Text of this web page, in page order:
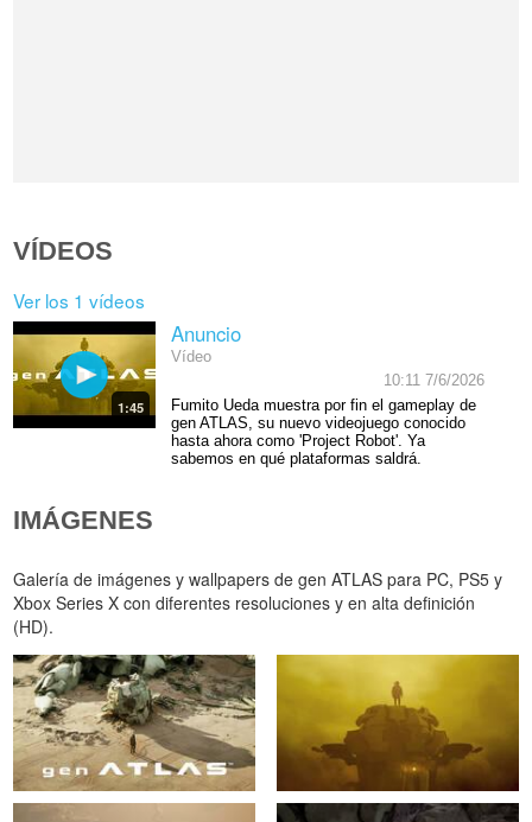
VÍDEOS
Ver los 1 vídeos
1:45
Anuncio
Vídeo
10:11 7/6/2026
Fumito Ueda muestra por fin el gameplay de
gen ATLAS, su nuevo videojuego conocido
hasta ahora como 'Project Robot'. Ya
sabemos en qué plataformas saldrá.
IMÁGENES
Galería de imágenes y wallpapers de gen ATLAS para PC, PS5 y
Xbox Series X con diferentes resoluciones y en alta definición
(HD).